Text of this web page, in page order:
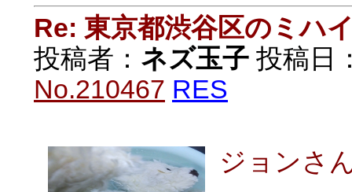
Re: 東京都渋谷区のミハ
投稿者： ネズ玉子 投稿日
No.210467 RES
ジョンさ